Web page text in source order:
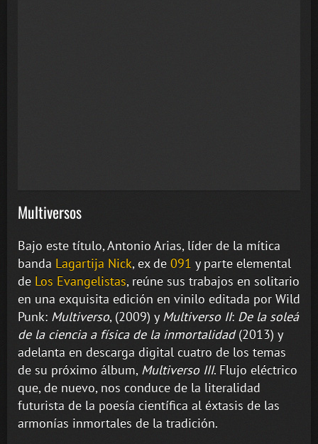
Multiversos
Bajo este título, Antonio Arias, líder de la mítica
banda Lagartija Nick, ex de 091 y parte elemental
de Los Evangelistas, reúne sus trabajos en solitario
en una exquisita edición en vinilo editada por Wild
Punk: Multiverso, (2009) y Multiverso II: De la soleá
de la ciencia a física de la inmortalidad(2013) y
adelanta en descarga digital cuatro de los temas
de su próximo álbum, Multiverso III. Flujo eléctrico
que, de nuevo, nos conduce de la literalidad
futurista de la poesía científica al éxtasis de las
armonías inmortales de la tradición.